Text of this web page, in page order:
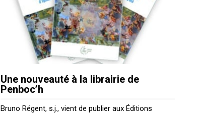
Une nouveauté à la librairie de
Penboc’h
Bruno Régent, s.j., vient de publier aux Éditions